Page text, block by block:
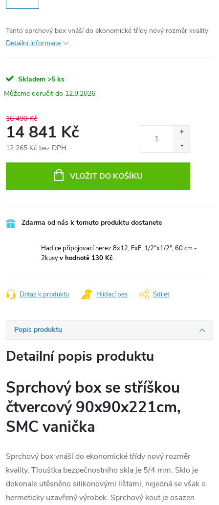
Tento sprchový box vnáší do ekonomické třídy nový rozměr kvality
Detailní informace
Skladem >5 ks
12.8.2026
16 490 Kč
14 841 Kč
12 265 Kč bez DPH
VLOŽIT DO KOŠÍKU
Zdarma od nás k tomuto produktu dostanete
Hadice připojovací nerez 8x12, FxF, 1/2"x1/2", 60 cm -
2kusyv hodnotě 130 Kč
Dotaz k produktu Hlídací pes Sdílet
Popis produktu
Detailní popis produktu
Sprchový box se stříškou
čtvercový 90x90x221cm,
SMC vanička
Sprchový box vnáší do ekonomické třídy nový rozměr
kvality. Tloušťka bezpečnostního skla je 5/4 mm. Sklo je
dokonale utěsněno silikonovými lištami, nejedná se však o
hermeticky uzavřený výrobek. Sprchový kout je osazen